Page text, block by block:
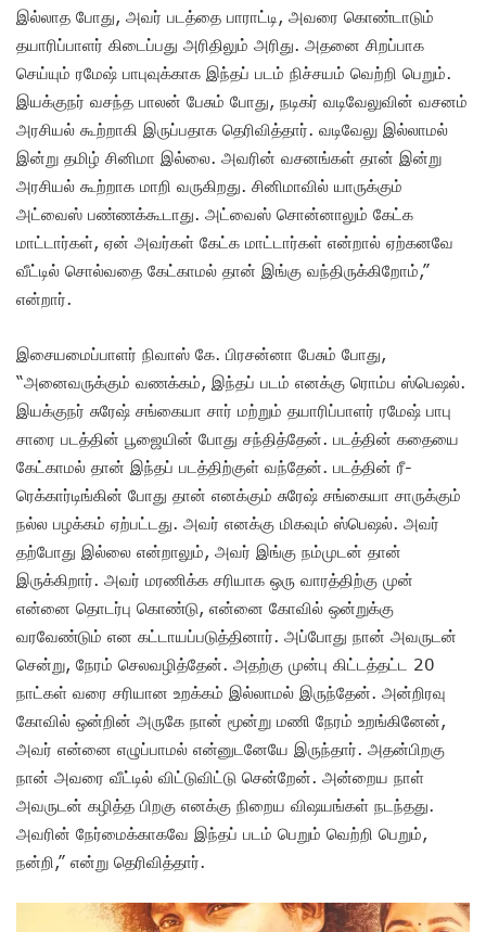
இல்லாத போது, அவர் படத்தை பாராட்டி, அவரை கொண்டாடும்
தயாரிப்பாளர் கிடைப்பது அரிதிலும் அரிது. அதனை சிறப்பாக
செய்யும் ரமேஷ் பாபுவுக்காக இந்தப் படம் நிச்சயம் வெற்றி பெறும்.
இயக்குநர் வசந்த பாலன் பேசும் போது, நடிகர் வடிவேலுவின் வசனம்
அரசியல் கூற்றாகி இருப்பதாக தெரிவித்தார். வடிவேலு இல்லாமல்
இன்று தமிழ் சினிமா இல்லை. அவரின் வசனங்கள் தான் இன்று
அரசியல் கூற்றாக மாறி வருகிறது. சினிமாவில் யாருக்கும்
அட்வைஸ் பண்ணக்கூடாது. அட்வைஸ் சொன்னாலும் கேட்க
மாட்டார்கள், ஏன் அவர்கள் கேட்க மாட்டார்கள் என்றால் ஏற்கனவே
வீட்டில் சொல்வதை கேட்காமல் தான் இங்கு வந்திருக்கிறோம்,”
என்றார்.
இசையமைப்பாளர் நிவாஸ் கே. பிரசன்னா பேசும் போது,
“அனைவருக்கும் வணக்கம், இந்தப் படம் எனக்கு ரொம்ப ஸ்பெஷல்.
இயக்குநர் சுரேஷ் சங்கையா சார் மற்றும் தயாரிப்பாளர் ரமேஷ் பாபு
சாரை படத்தின் பூஜையின் போது சந்தித்தேன். படத்தின் கதையை
கேட்காமல் தான் இந்தப் படத்திற்குள் வந்தேன். படத்தின் ரீ-
ரெக்கார்டிங்கின் போது தான் எனக்கும் சுரேஷ் சங்கையா சாருக்கும்
நல்ல பழக்கம் ஏற்பட்டது. அவர் எனக்கு மிகவும் ஸ்பெஷல். அவர்
தற்போது இல்லை என்றாலும், அவர் இங்கு நம்முடன் தான்
இருக்கிறார். அவர் மரணிக்க சரியாக ஒரு வாரத்திற்கு முன்
என்னை தொடர்பு கொண்டு, என்னை கோவில் ஒன்றுக்கு
வரவேண்டும் என கட்டாயப்படுத்தினார். அப்போது நான் அவருடன்
சென்று, நேரம் செலவழித்தேன். அதற்கு முன்பு கிட்டத்தட்ட 20
நாட்கள் வரை சரியான உறக்கம் இல்லாமல் இருந்தேன். அன்றிரவு
கோவில் ஒன்றின் அருகே நான் மூன்று மணி நேரம் உறங்கினேன்,
அவர் என்னை எழுப்பாமல் என்னுடனேயே இருந்தார். அதன்பிறகு
நான் அவரை வீட்டில் விட்டுவிட்டு சென்றேன். அன்றைய நாள்
அவருடன் கழித்த பிறகு எனக்கு நிறைய விஷயங்கள் நடந்தது.
அவரின் நேர்மைக்காகவே இந்தப் படம் பெறும் வெற்றி பெறும்,
நன்றி,” என்று தெரிவித்தார்.